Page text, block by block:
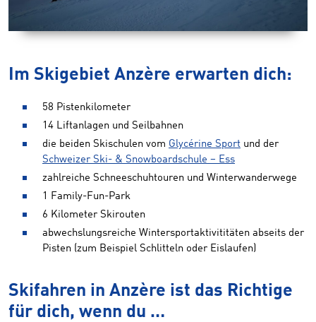
Im Skigebiet Anzère erwarten dich:
58 Pistenkilometer
14 Liftanlagen und Seilbahnen
die beiden Skischulen vom Glycérine Sport und der
Schweizer Ski- & Snowboardschule – Ess
zahlreiche Schneeschuhtouren und Winterwanderwege
1 Family-Fun-Park
6 Kilometer Skirouten
abwechslungsreiche Wintersportaktivititäten abseits der
Pisten (zum Beispiel Schlitteln oder Eislaufen)
Skifahren in Anzère ist das Richtige
für dich, wenn du …